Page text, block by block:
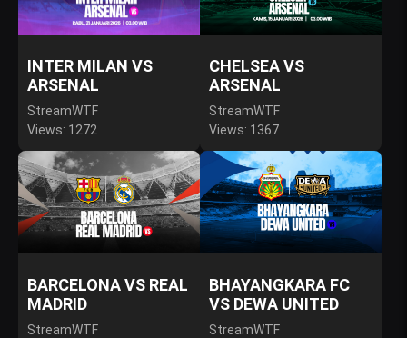
INTER MILAN VS
ARSENAL
StreamWTF
Views: 1272
CHELSEA VS
ARSENAL
StreamWTF
Views: 1367
BARCELONA VS REAL
MADRID
StreamWTF
BHAYANGKARA FC
VS DEWA UNITED
StreamWTF